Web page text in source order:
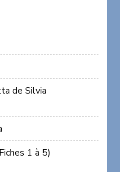
de Silvia
1 à 5)